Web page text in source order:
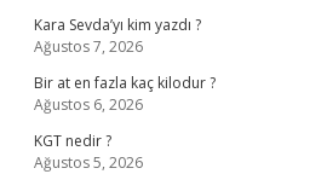
Kara Sevda’yı kim yazdı ?
Ağustos 7, 2026
Bir at en fazla kaç kilodur ?
Ağustos 6, 2026
KGT nedir ?
Ağustos 5, 2026